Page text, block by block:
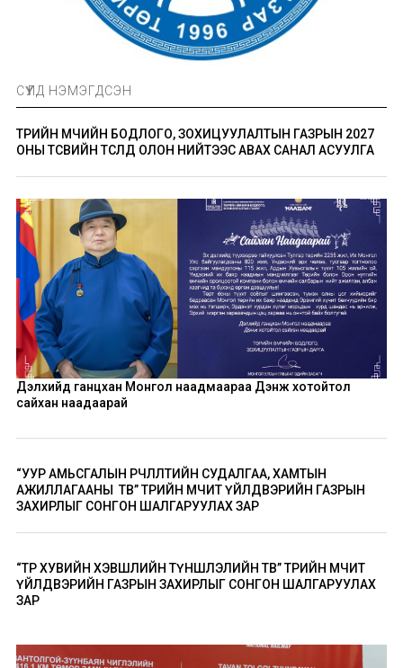
СҮҮЛД НЭМЭГДСЭН
ТӨРИЙН ӨМЧИЙН БОДЛОГО, ЗОХИЦУУЛАЛТЫН ГАЗРЫН 2027
ОНЫ ТӨСВИЙН ТӨСӨЛД ОЛОН НИЙТЭЭС АВАХ САНАЛ АСУУЛГА
Дэлхийд ганцхан Монгол наадмаараа Дэнж хотойтол
сайхан наадаарай
“УУР АМЬСГАЛЫН ӨӨРЧЛӨЛТИЙН СУДАЛГАА, ХАМТЫН
АЖИЛЛАГААНЫ ТӨВ” ТӨРИЙН ӨМЧИТ ҮЙЛДВЭРИЙН ГАЗРЫН
ЗАХИРЛЫГ СОНГОН ШАЛГАРУУЛАХ ЗАР
“ТӨР ХУВИЙН ХЭВШЛИЙН ТҮНШЛЭЛИЙН ТӨВ” ТӨРИЙН ӨМЧИТ
ҮЙЛДВЭРИЙН ГАЗРЫН ЗАХИРЛЫГ СОНГОН ШАЛГАРУУЛАХ
ЗАР